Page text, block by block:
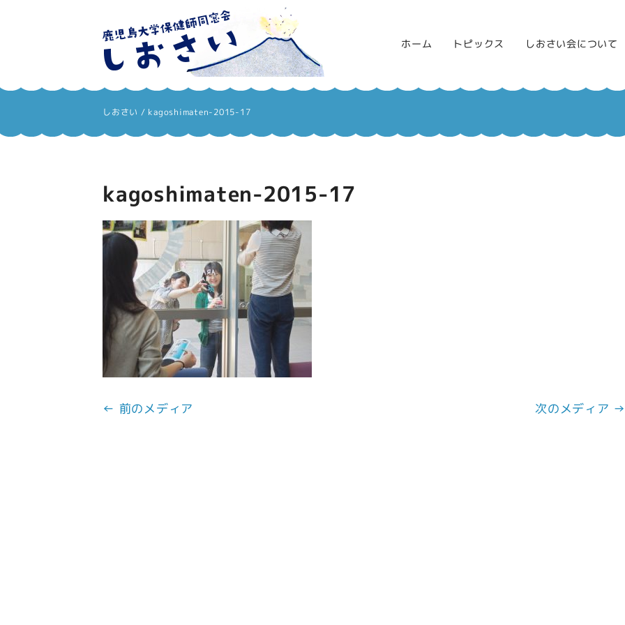
しおさい
ホーム トピックス しおさい会について
しおさい / kagoshimaten-2015-17
kagoshimaten-2015-17
← 前のメディア 次のメディア →